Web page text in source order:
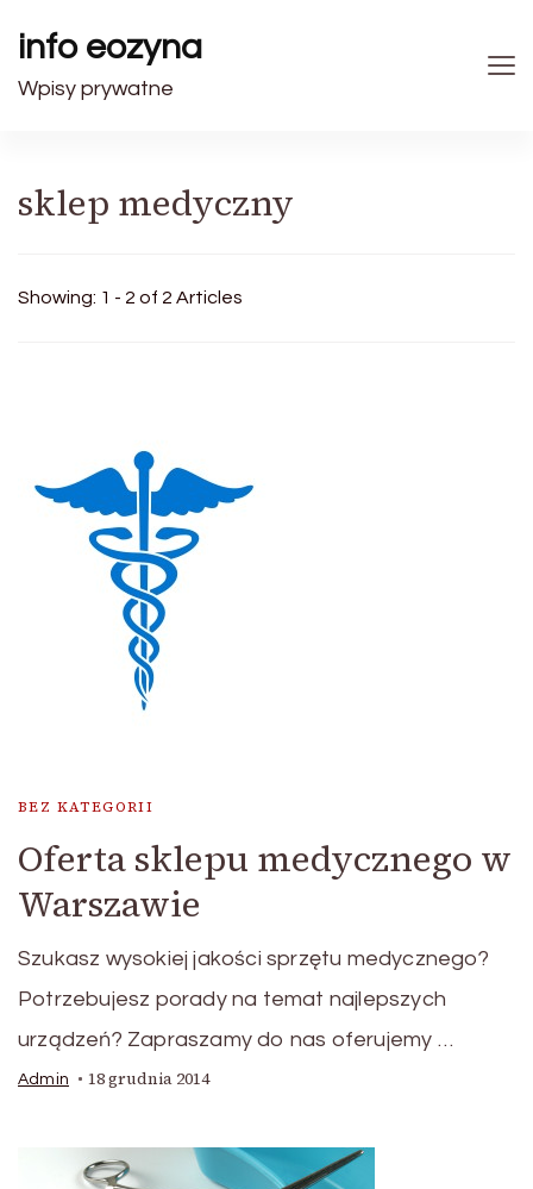
info eozyna
Wpisy prywatne
sklep medyczny
Showing: 1 - 2 of 2 Articles
BEZ KATEGORII
Oferta sklepu medycznego w
Warszawie
Szukasz wysokiej jakości sprzętu medycznego?
Potrzebujesz porady na temat najlepszych
urządzeń? Zapraszamy do nas oferujemy …
Admin 18 grudnia 2014